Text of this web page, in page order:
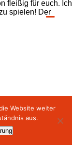
fleißig für euch. Ich
spielen! Der
Website weiter
aus.